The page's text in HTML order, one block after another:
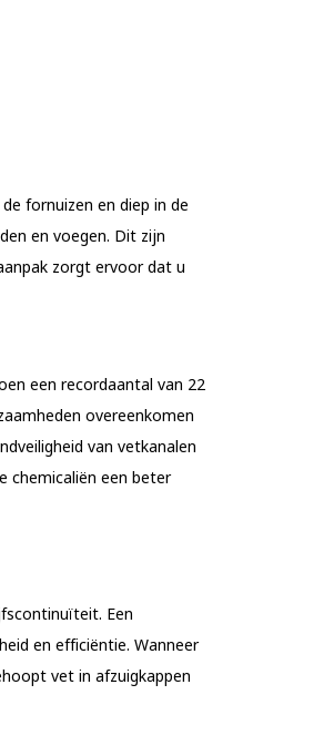
fornuizen en diep in de
en voegen. Dit zijn
zorgt ervoor dat u
een recordaantal van 22
overeenkomen
van vetkanalen
chemicaliën een beter
Een
en efficiëntie. Wanneer
vet in afzuigkappen